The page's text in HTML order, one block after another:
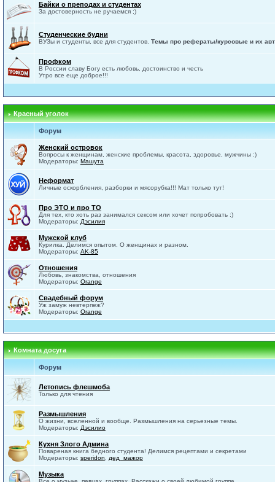
Байки о преподах и студентах
За достоверность не ручаемся ;)
Студенческие будни
ВУЗы и студенты, все для студентов. Темы про рефераты/курсовые и их
Профком
В России славу Богу есть любовь, достоинство и честь
Утро все еще доброе!!!
Красный уголок
Форум
Женский островок
Вопросы к женщинам, женские проблемы, красота, здоровье, мужчины :)
Модераторы: Машута
Неформат
Личные оскорбления, разборки и мясорубка!!! Мат только тут!
Про ЭТО и про ТО
Для тех, кто хоть раз занимался сексом или хочет попробовать :)
Модераторы: Дэсилия
Мужской клуб
Курилка. Делимся опытом. О женщинах и разном.
Модераторы: AK-85
Отношения
Любовь, знакомства, отношения
Модераторы: Orange
Свадебный форум
Уж замуж невтерпеж?
Модераторы: Orange
Комната досуга
Форум
Летопись флешмоба
Только для чтения
Размышления
О жизни, вселенной и вообще. Размышления на серьезные темы.
Модераторы: Дэсилио
Кухня Злого Админа
Повареная книга бедного студента! Делимся рецептами и секретами
Модераторы: speridon дед_мажор
Музыка